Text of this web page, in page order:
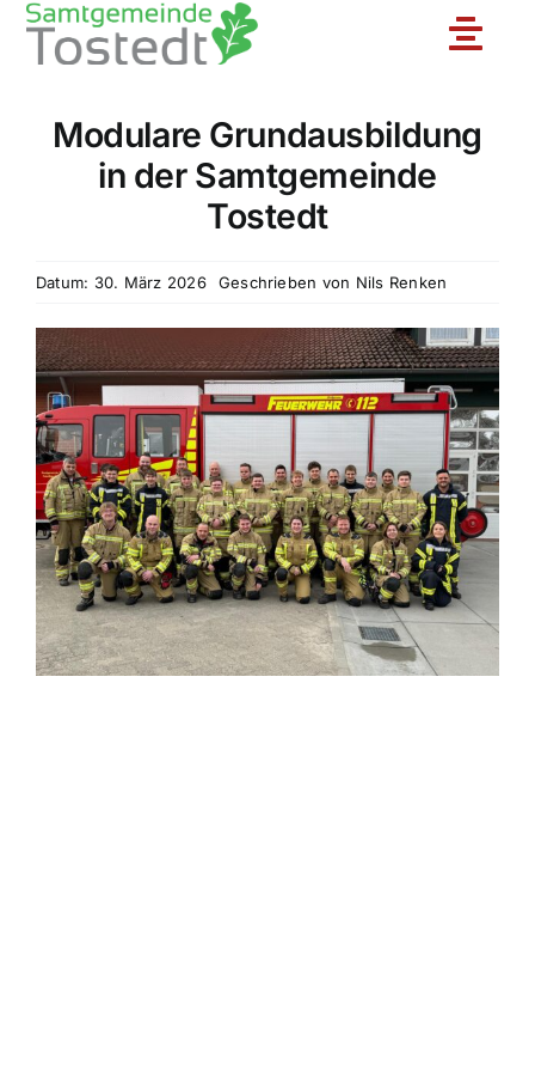
Zum
Toggle
Unsere Feuerwehr
Ortsfeuerwehren
Aktuelles
Einsatzberichte
Einsatzticker
Modulare Grundausbildung
in der Samtgemeinde
Tostedt
Datum: 30. März 2026 Geschrieben von Nils Renken